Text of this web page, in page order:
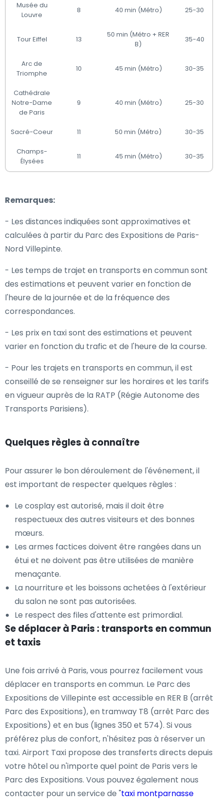
Musée du
Louvre
8 40 min (Métro) 25-30
Tour Eiffel 13
50 min (Métro + RER
B)
35-40
Arc de
Triomphe
10 45 min (Métro) 30-35
Cathédrale
Notre-Dame
de Paris
9 40 min (Métro) 25-30
Sacré-Coeur 11 50 min (Métro) 30-35
Champs-
Élysées
11 45 min (Métro) 30-35
Remarques:
- Les distances indiquées sont approximatives et
calculées à partir du Parc des Expositions de Paris-
Nord Villepinte.
- Les temps de trajet en transports en commun sont
des estimations et peuvent varier en fonction de
l'heure de la journée et de la fréquence des
correspondances.
- Les prix en taxi sont des estimations et peuvent
varier en fonction du trafic et de l'heure de la course.
- Pour les trajets en transports en commun, il est
conseillé de se renseigner sur les horaires et les tarifs
en vigueur auprès de la RATP (Régie Autonome des
Transports Parisiens).
Quelques règles à connaître
Pour assurer le bon déroulement de l'événement, il
est important de respecter quelques règles :
Le cosplay est autorisé, mais il doit être
respectueux des autres visiteurs et des bonnes
mœurs.
Les armes factices doivent être rangées dans un
étui et ne doivent pas être utilisées de manière
menaçante.
La nourriture et les boissons achetées à l'extérieur
du salon ne sont pas autorisées.
Le respect des files d'attente est primordial.
Se déplacer à Paris : transports en commun
et taxis
Une fois arrivé à Paris, vous pourrez facilement vous
déplacer en transports en commun. Le Parc des
Expositions de Villepinte est accessible en RER B (arrêt
Parc des Expositions), en tramway T8 (arrêt Parc des
Expositions) et en bus (lignes 350 et 574). Si vous
préférez plus de confort, n'hésitez pas à réserver un
taxi. Airport Taxi propose des transferts directs depuis
votre hôtel ou n'importe quel point de Paris vers le
Parc des Expositions. Vous pouvez également nous
contacter pour un service de "taxi montparnasse